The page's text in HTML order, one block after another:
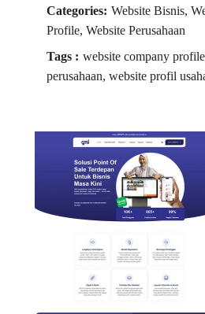
Categories: Website Bisnis,
Profile, Website Perusahaan
Tags : website company
perusahaan, website profil